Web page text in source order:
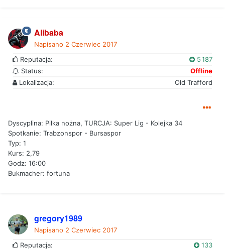
Alibaba
Napisano 2 Czerwiec 2017
Reputacja:
5 187
Status:
Offline
Lokalizacja:
Old Trafford
Dyscyplina: Piłka nożna, TURCJA: Super Lig - Kolejka 34
Spotkanie: Trabzonspor - Bursaspor
Typ: 1
Kurs: 2,79
Godz: 16:00
Bukmacher: fortuna
gregory1989
Napisano 2 Czerwiec 2017
Reputacja:
133